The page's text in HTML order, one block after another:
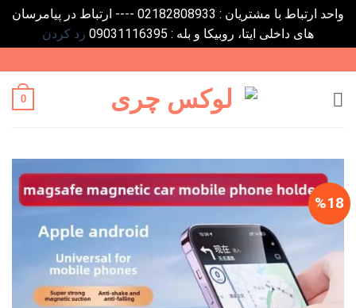
واحد ارتباط با مشتریان : 02182808933 ---- ارتباط در پیامرسان
های داخلی ایتا، روبیکا و بله : 09031116395
رد کردن
to
content
0
%18